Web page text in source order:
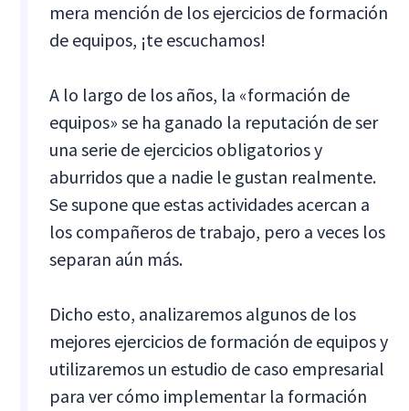
mera mención de los ejercicios de formación
de equipos, ¡te escuchamos!
A lo largo de los años, la «formación de
equipos» se ha ganado la reputación de ser
una serie de ejercicios obligatorios y
aburridos que a nadie le gustan realmente.
Se supone que estas actividades acercan a
los compañeros de trabajo, pero a veces los
separan aún más.
Dicho esto, analizaremos algunos de los
mejores ejercicios de formación de equipos y
utilizaremos un estudio de caso empresarial
para ver cómo implementar la formación